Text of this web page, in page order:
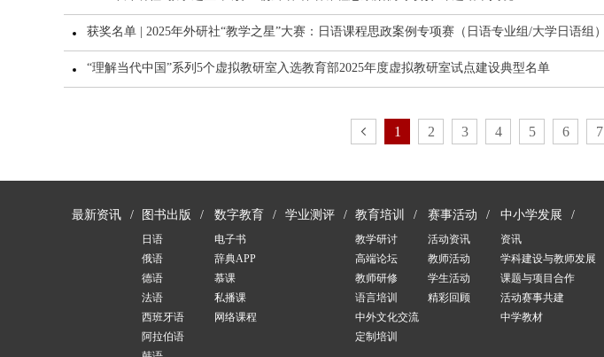
获奖名单 | 2025年外研社“教学之星”大赛：日语课程思政案例专项赛（日语专业组/大学日语组）
“理解当代中国”系列5个虚拟教研室入选教育部2025年度虚拟教研室试点建设典型名单
1 2 3 4 5 6 7
最新资讯 图书出版
日语
俄语
德语
法语
西班牙语
阿拉伯语
数字教育
电子书
辞典APP
慕课
私播课
网络课程
学业测评 教育培训
教学研讨
高端论坛
教师研修
语言培训
中外文化交流
定制培训
赛事活动
活动资讯
教师活动
学生活动
精彩回顾
中小学发展
资讯
学科建设与教师发展
课题与项目合作
活动赛事共建
中学教材